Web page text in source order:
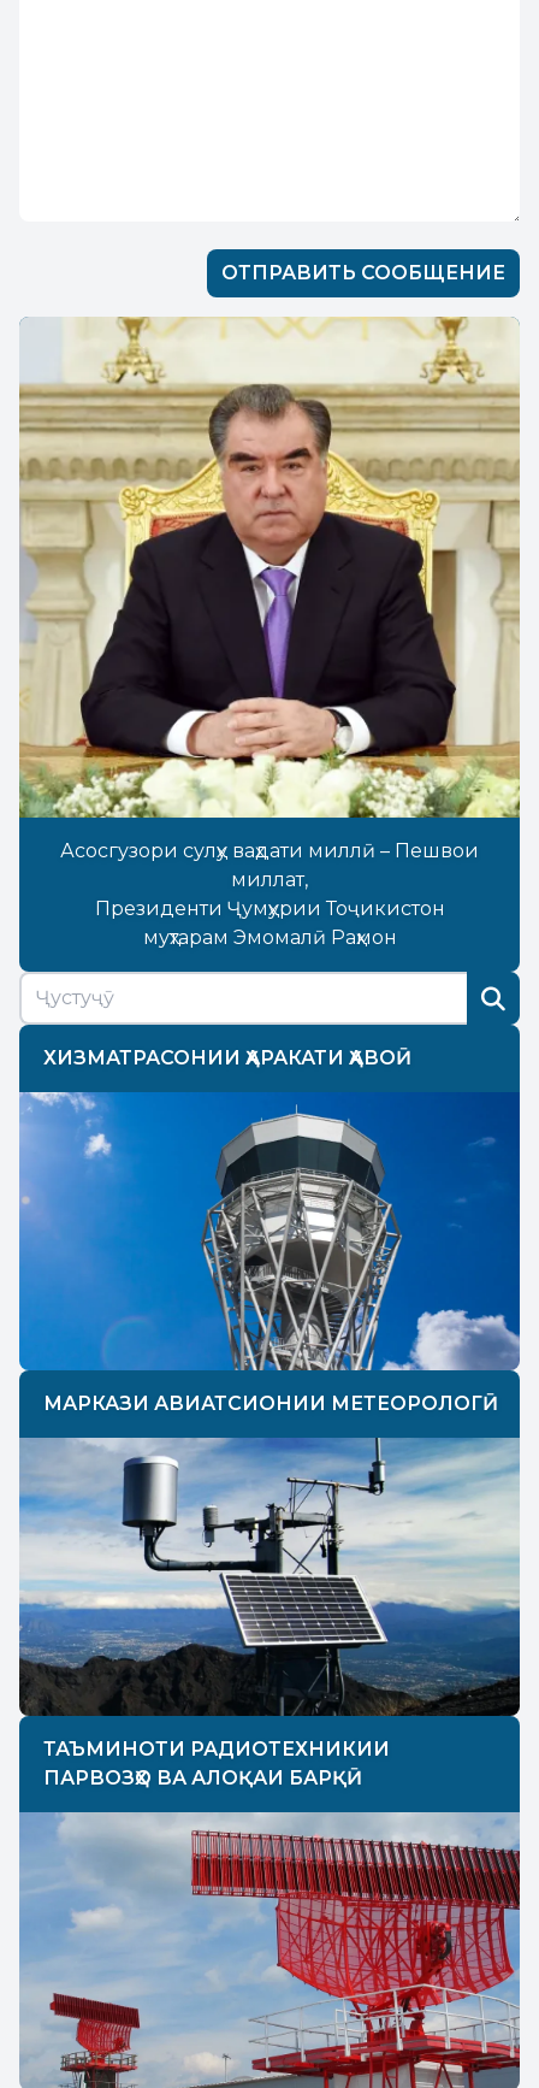
Асосгузори сулҳу ваҳдати миллӣ – Пешвои
миллат,
Президенти Ҷумҳурии Тоҷикистон
муҳтарам Эмомалӣ Раҳмон
ХИЗМАТРАСОНИИ ҲАРАКАТИ ҲАВОӢ
МАРКАЗИ АВИАТСИОНИИ МЕТЕОРОЛОГӢ
ТАЪМИНОТИ РАДИОТЕХНИКИИ
ПАРВОЗҲО ВА АЛОҚАИ БАРҚӢ